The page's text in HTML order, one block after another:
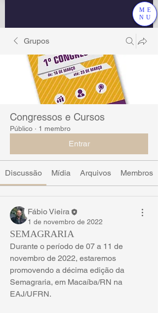
ME
NU
Grupos
Congressos e Cursos
Público · 1 membro
Entrar
Discussão Mídia Arquivos Membros
Fábio Vieira
1 de novembro de 2022
SEMAGRARIA
Durante o período de 07 a 11 de
novembro de 2022, estaremos
promovendo a décima edição da
Semagraria, em Macaíba/RN na
EAJ/UFRN.